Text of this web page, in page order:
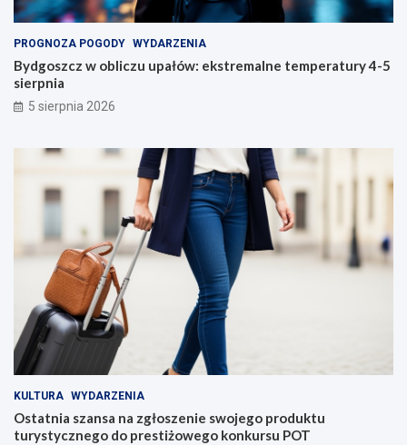
PROGNOZA POGODY WYDARZENIA
Bydgoszcz w obliczu upałów: ekstremalne temperatury 4-5
sierpnia
5 sierpnia 2026
KULTURA WYDARZENIA
Ostatnia szansa na zgłoszenie swojego produktu
turystycznego do prestiżowego konkursu POT